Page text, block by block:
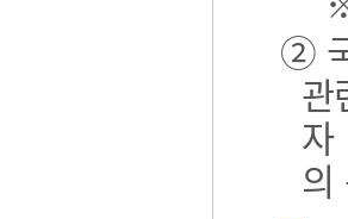
②
관
자
의